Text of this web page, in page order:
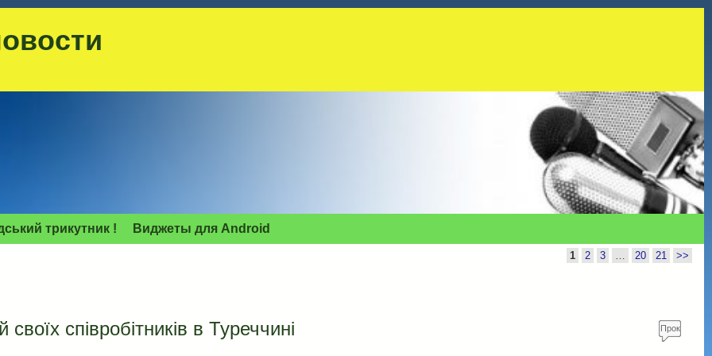
трикутник ! Виджеты для Аndroid
1 2 3 … 20 21 >>
співробітників в Туреччині
Прок
омен